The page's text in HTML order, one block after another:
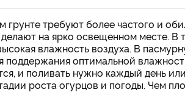
грунте требуют более частого и
на ярко освещенном месте. В
влажность воздуха. В
поддержания оптимальной
и поливать нужно каждый день
роста огурцов и погоды. Чем